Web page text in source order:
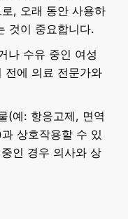
, 오래 동안 사용하
것이 중요합니다.
나 수유 중인 여성
전에 의료 전문가와
(예: 항응고제, 면역
상호작용할 수 있
인 경우 의사와 상